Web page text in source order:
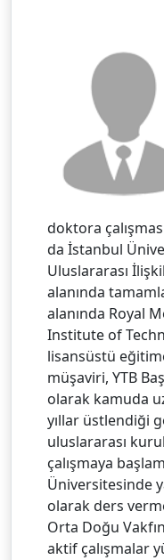
doktora
da İstanbul
Uluslararası
alanında
alanında Royal
Institute of
lisansüstü
müşaviri, YTB
olarak kamuda
yıllar üstlendiği
uluslararası
çalışmaya
Üniversitesinde
olarak ders
Orta Doğu
aktif çalışmalar